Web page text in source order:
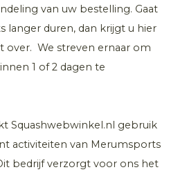
van uw bestelling. Gaat
langer duren, dan krijgt u hier
over. We streven ernaar om
1 of 2 dagen te
Squashwebwinkel.nl gebruik
activiteiten van Merumsports
bedrijf verzorgt voor ons het